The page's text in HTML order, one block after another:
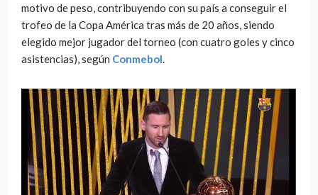
motivo de peso, contribuyendo con su país a conseguir el
trofeo de la Copa América tras más de 20 años, siendo
elegido mejor jugador del torneo (con cuatro goles y cinco
asistencias), según Conmebol